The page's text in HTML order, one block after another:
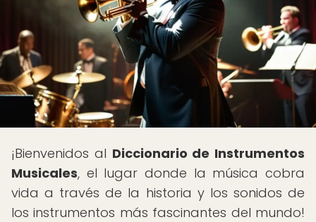
¡Bienvenidos al Diccionario de Instrumentos
Musicales, el lugar donde la música cobra
vida a través de la historia y los sonidos de
los instrumentos más fascinantes del mundo!